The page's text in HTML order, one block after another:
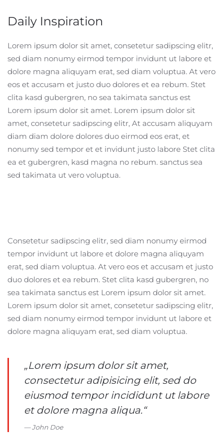
Daily Inspiration
Lorem ipsum dolor sit amet, consetetur sadipscing elitr,
sed diam nonumy eirmod tempor invidunt ut labore et
dolore magna aliquyam erat, sed diam voluptua. At vero
eos et accusam et justo duo dolores et ea rebum. Stet
clita kasd gubergren, no sea takimata sanctus est
Lorem ipsum dolor sit amet. Lorem ipsum dolor sit
amet, consetetur sadipscing elitr, At accusam aliquyam
diam diam dolore dolores duo eirmod eos erat, et
nonumy sed tempor et et invidunt justo labore Stet clita
ea et gubergren, kasd magna no rebum. sanctus sea
sed takimata ut vero voluptua.
Consetetur sadipscing elitr, sed diam nonumy eirmod
tempor invidunt ut labore et dolore magna aliquyam
erat, sed diam voluptua. At vero eos et accusam et justo
duo dolores et ea rebum. Stet clita kasd gubergren, no
sea takimata sanctus est Lorem ipsum dolor sit amet.
Lorem ipsum dolor sit amet, consetetur sadipscing elitr,
sed diam nonumy eirmod tempor invidunt ut labore et
dolore magna aliquyam erat, sed diam voluptua.
„Lorem ipsum dolor sit amet,
consectetur adipisicing elit, sed do
eiusmod tempor incididunt ut labore
et dolore magna aliqua.“
John Doe